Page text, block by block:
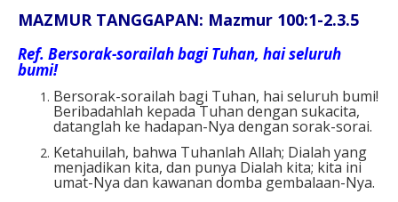
MAZMUR TANGGAPAN: Mazmur 100:1-2.3.5
Ref. Bersorak-sorailah bagi Tuhan, hai seluruh
bumi!
Bersorak-sorailah bagi Tuhan, hai seluruh bumi!
Beribadahlah kepada Tuhan dengan sukacita,
datanglah ke hadapan-Nya dengan sorak-sorai.
Ketahuilah, bahwa Tuhanlah Allah; Dialah yang
menjadikan kita, dan punya Dialah kita; kita ini
umat-Nya dan kawanan domba gembalaan-Nya.